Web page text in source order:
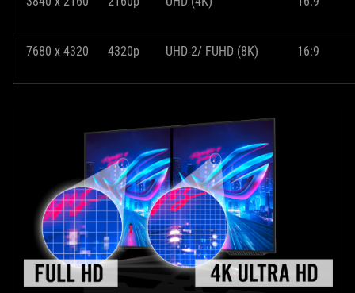
7680 x 4320 4320p UHD-2/ FUHD (8K) 16:9